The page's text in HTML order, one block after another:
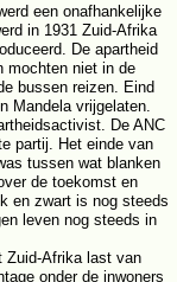
een onafhankelijke
in 1931 Zuid-Afrika
De apartheid
mochten niet in de
bussen reizen. Eind
Mandela vrijgelaten.
De ANC
partij. Het einde van
tussen wat blanken
de toekomst en
en zwart is nog steeds
leven nog steeds in
Zuid-Afrika last van
onder de inwoners